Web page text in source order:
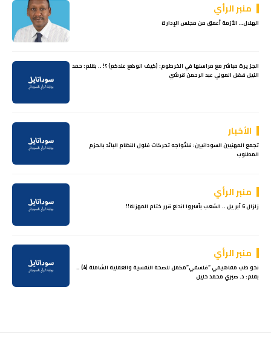
منبر الرأي
الهلال… الأزمة أعمق من مجلس الإدارة
الجزيرة مباشر مع مراسلها في الخرطوم: (كيف الوضع عندكم) ؟! .. بقلم: حمد
النيل فضل المولي عبد الرحمن قرشي
الأخبار
تجمع المهنيين السودانيين: فلتُواجه تحركات فلول النظام البائد بالحزم
المطلوب
منبر الرأي
زلزال 6 أبريل .. الشعب بأسروا اندلع قرر ختام المهزلة!!
منبر الرأي
نحو طب مفاهيمي “فلسفي”مكمل للصحة النفسية والعقلية الشاملة (4) ..
بقلم: د. صبري محمد خليل